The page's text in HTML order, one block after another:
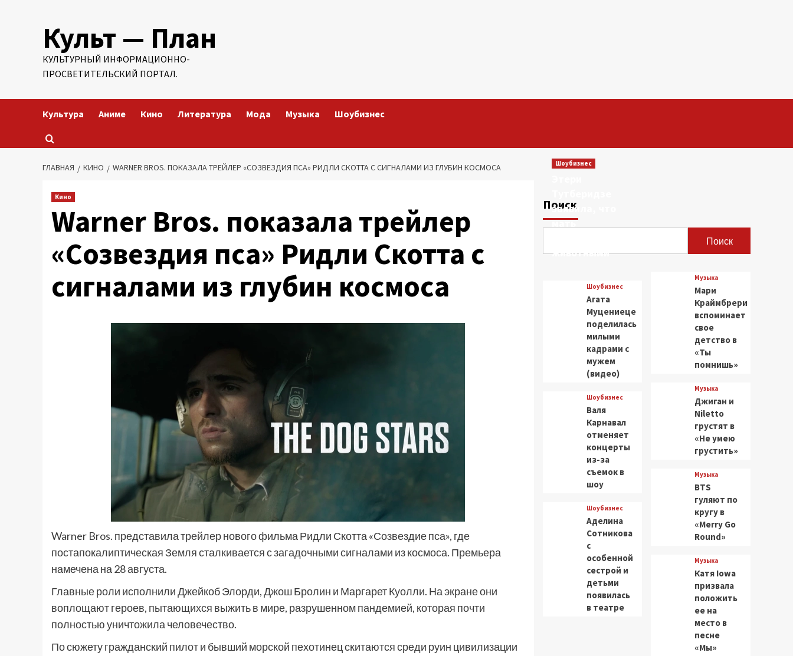
содержимомуКульт — План
КУЛЬТУРНЫЙ ИНФОРМАЦИОННО-
ПРОСВЕТИТЕЛЬСКИЙ ПОРТАЛ.
Культура Аниме Кино Литература Мода Музыка Шоубизнес
ГЛАВНАЯ КИНО WARNER BROS. ПОКАЗАЛА ТРЕЙЛЕР «СОЗВЕЗДИЯ ПСА» РИДЛИ СКОТТА С СИГНАЛАМИ ИЗ ГЛУБИН КОСМОСА
Кино
Warner Bros. показала трейлер
«Созвездия пса» Ридли Скотта с
сигналами из глубин космоса
Warner Bros. представила трейлер нового фильма Ридли Скотта «Созвездие пса», где
постапокалиптическая Земля сталкивается с загадочными сигналами из космоса. Премьера
намечена на 28 августа.
Главные роли исполнили Джейкоб Элорди, Джош Бролин и Маргарет Куолли. На экране они
воплощают героев, пытающихся выжить в мире, разрушенном пандемией, которая почти
полностью уничтожила человечество.
По сюжету гражданский пилот и бывший морской пехотинец скитаются среди руин цивилизации
Поиск
Поиск
Шоубизнес
заявила, что
мать
животными
Шоубизнес
Агата
Муцениеце
поделилась
милыми
кадрами с
мужем
(видео)
Шоубизнес
Валя
Карнавал
отменяет
концерты
из-за
съемок в
шоу
Шоубизнес
Аделина
Сотникова
с
особенной
сестрой и
детьми
появилась
в театре
Музыка
Мари
Краймбрери
вспоминает
свое
детство в
«Ты
помнишь»
Музыка
Джиган и
Niletto
грустят в
«Не умею
грустить»
Музыка
BTS
гуляют по
кругу в
«Merry Go
Round»
Музыка
Катя Iowa
призвала
положить
ее на
место в
песне
«Мы»